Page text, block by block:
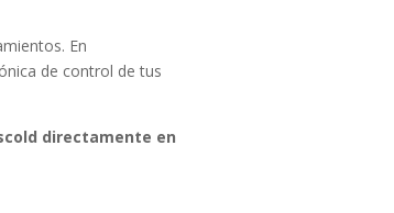
En
de control de tus
directamente en